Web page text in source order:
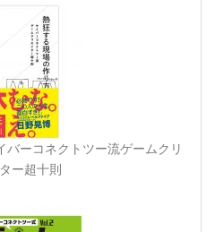
バーコネクトツー流ゲームクリ
ー超十則